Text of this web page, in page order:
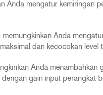
Anda mengatur kemiringan
Anda
dan kecocokan level
Anda menambahkan
gain input perangkat